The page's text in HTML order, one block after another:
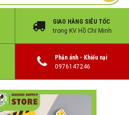
GIAO HÀNG SIÊU TỐC
trong KV Hồ Chí Minh
Phản ánh - Khiếu nại
0976147246